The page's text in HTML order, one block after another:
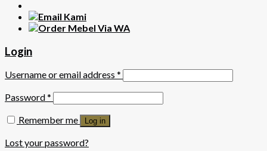
Login
Username or email address *
Password*
Remember me
Log in
Lost your password?